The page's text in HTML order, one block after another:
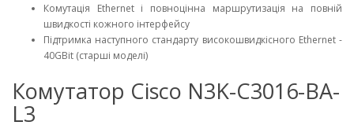
Комутація Ethernet і повноцінна маршрутизація на повній
швидкості кожного інтерфейсу
Підтримка наступного стандарту високошвидкісного Ethernet -
40GBit (старші моделі)
Комутатор Cisco N3K-C3016-BA-
L3